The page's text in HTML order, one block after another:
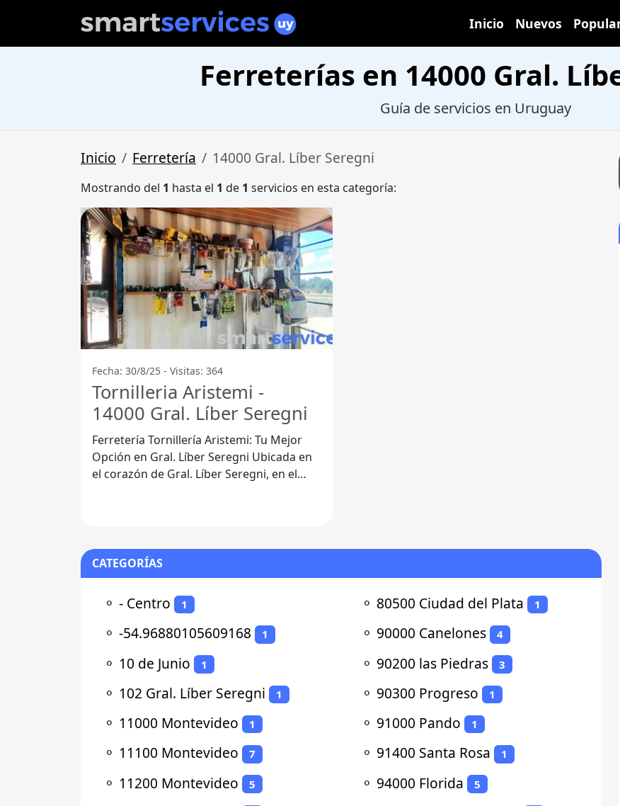
Inicio Nuevos
Ferreterías en 14000 Gral.
Guía de servicios en Uruguay
Inicio Ferretería 14000 Gral. Líber Seregni
Mostrando del 1 hasta el 1 de 1 servicios en esta categoría:
Fecha: 30/8/25 - Visitas: 364
Tornilleria Aristemi -
14000 Gral. Líber Seregni
Ferretería Tornillería Aristemi: Tu Mejor
Opción en Gral. Líber Seregni Ubicada en
el corazón de Gral. Líber Seregni, en el
CATEGORÍAS
⚬ - Centro 1
⚬ -54.96880105609168 1
⚬ 10 de Junio 1
⚬ 102 Gral. Líber Seregni 1
⚬ 11000 Montevideo 1
⚬ 11100 Montevideo 7
⚬ 11200 Montevideo 5
⚬ 80500 Ciudad del Plata 1
⚬ 90000 Canelones 4
⚬ 90200 las Piedras 3
⚬ 90300 Progreso 1
⚬ 91000 Pando 1
⚬ 91400 Santa Rosa 1
⚬ 94000 Florida 5